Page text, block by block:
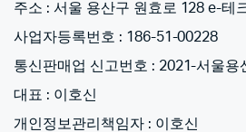
주소 : 서울 용산구 원효로 128 e-테
사업자등록번호 : 186-51-00228
통신판매업 신고번호 : 2021-서울용
대표 : 이호신
개인정보관리책임자 : 이호신